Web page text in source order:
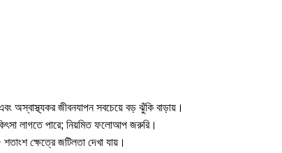
অস্বাস্থ্যকর জীবনযাপন সবচেয়ে বড় ঝুঁকি বাড়ায়।
লাগতে পারে; নিয়মিত ফলোআপ জরুরি।
ক্ষেত্রে জটিলতা দেখা যায়।